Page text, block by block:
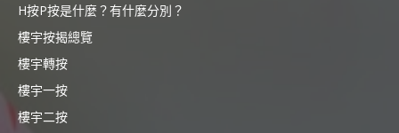
H按P按是什麼？有什麼分別？
樓宇按揭總覽
樓宇轉按
樓宇一按
樓宇二按